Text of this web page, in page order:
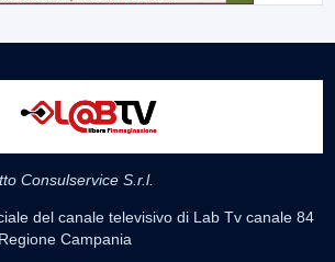
Consulservice S.r.l.
del canale televisivo di Lab Tv canale 84
Campania